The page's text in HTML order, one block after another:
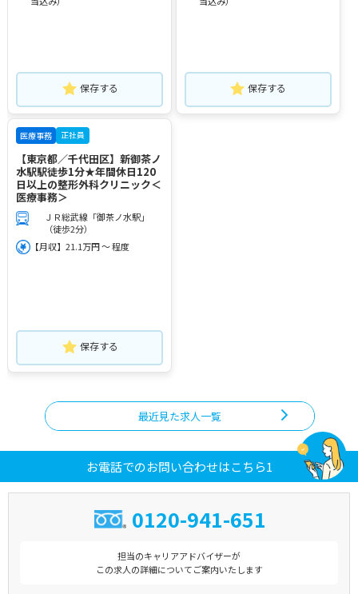
保存する 保存する
医療事務 正社員
【東京都／千代田区】新御茶ノ
水駅駅徒歩1分★年間休日120
日以上の整形外科クリニック＜
医療事務＞
ＪＲ総武線「御茶ノ水駅」
（徒歩2分）
【月収】21.1万円 ～ 程度
保存する
最近見た求人一覧
お電話でのお問い合わせはこちら1
0120-941-651
担当のキャリアアドバイザーが
この求人の詳細についてご案内いたします